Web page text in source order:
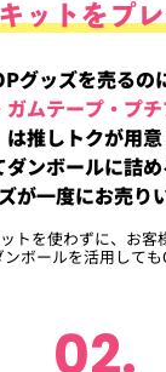
ットをプ
グッズを売るの
ムテープ・プチ
は推しトクが用意
ンボールに詰め
が一度にお売り
トを使わずに、お客
ンボールを活用しても
02.